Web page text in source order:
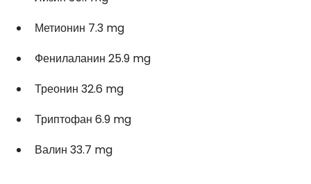
Метионин 7.3 mg
Фенилаланин 25.9 mg
Треонин 32.6 mg
Триптофан 6.9 mg
Валин 33.7 mg